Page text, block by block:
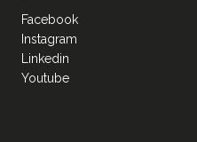
Facebook
Instagram
Linkedin
Youtube